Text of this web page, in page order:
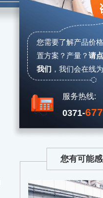
您需要了解产品价
置方案？产量？ 请
我们 ， 我们会在线
服务热线:
0371-
您有可能